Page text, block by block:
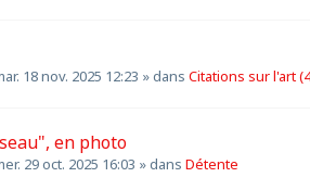
18 nov. 2025 12:23 » dans Citations sur l'art
en photo
29 oct. 2025 16:03 » dans Détente